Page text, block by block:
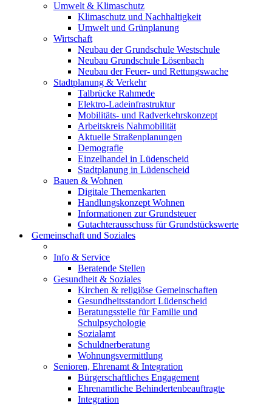
Umwelt & Klimaschutz
Klimaschutz und Nachhaltigkeit
Umwelt und Grünplanung
Wirtschaft
Neubau der Grundschule Westschule
Neubau Grundschule Lösenbach
Neubau der Feuer- und Rettungswache
Stadtplanung & Verkehr
Talbrücke Rahmede
Elektro-Ladeinfrastruktur
Mobilitäts- und Radverkehrskonzept
Arbeitskreis Nahmobilität
Aktuelle Straßenplanungen
Demografie
Einzelhandel in Lüdenscheid
Stadtplanung in Lüdenscheid
Bauen & Wohnen
Digitale Themenkarten
Handlungskonzept Wohnen
Informationen zur Grundsteuer
Gutachterausschuss für Grundstückswerte
Gemeinschaft und Soziales
Info & Service
Beratende Stellen
Gesundheit & Soziales
Kirchen & religiöse Gemeinschaften
Gesundheitsstandort Lüdenscheid
Beratungsstelle für Familie und
Schulpsychologie
Sozialamt
Schuldnerberatung
Wohnungsvermittlung
Senioren, Ehrenamt & Integration
Bürgerschaftliches Engagement
Ehrenamtliche Behindertenbeauftragte
Integration